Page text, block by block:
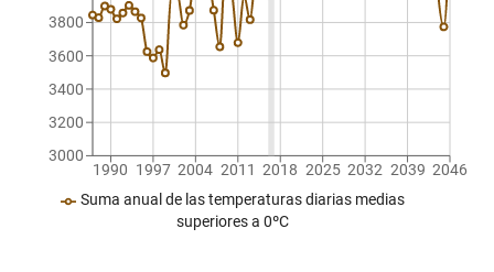
1990 1997 2004 2011 2018 2025 2032 2039 2046
3000
3200
3400
3600
3800
Suma anual de las temperaturas diarias medias
superiores a 0ºC